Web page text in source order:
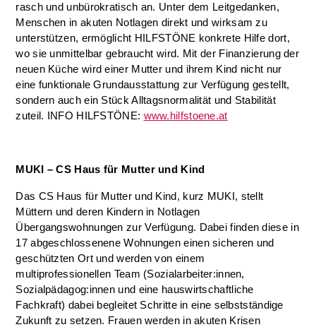
rasch und unbürokratisch an. Unter dem Leitgedanken,
Menschen in akuten Notlagen direkt und wirksam zu
unterstützen, ermöglicht HILFSTÖNE konkrete Hilfe dort,
wo sie unmittelbar gebraucht wird. Mit der Finanzierung der
neuen Küche wird einer Mutter und ihrem Kind nicht nur
eine funktionale Grundausstattung zur Verfügung gestellt,
sondern auch ein Stück Alltagsnormalität und Stabilität
zuteil. INFO HILFSTÖNE: www.hilfstoene.at
MUKI – CS Haus für Mutter und Kind
Das CS Haus für Mutter und Kind, kurz MUKI, stellt
Müttern und deren Kindern in Notlagen
Übergangswohnungen zur Verfügung. Dabei finden diese in
17 abgeschlossenene Wohnungen einen sicheren und
geschützten Ort und werden von einem
multiprofessionellen Team (Sozialarbeiter:innen,
Sozialpädagog:innen und eine hauswirtschaftliche
Fachkraft) dabei begleitet Schritte in eine selbstständige
Zukunft zu setzen. Frauen werden in akuten Krisen